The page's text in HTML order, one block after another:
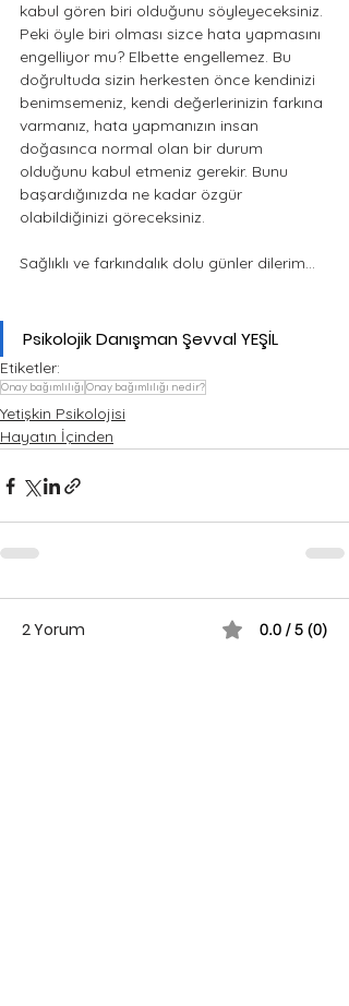
kabul gören biri olduğunu söyleyeceksiniz.
Peki öyle biri olması sizce hata yapmasını
engelliyor mu? Elbette engellemez. Bu
doğrultuda sizin herkesten önce kendinizi
benimsemeniz, kendi değerlerinizin farkına
varmanız, hata yapmanızın insan
doğasınca normal olan bir durum
olduğunu kabul etmeniz gerekir. Bunu
başardığınızda ne kadar özgür
olabildiğinizi göreceksiniz.
Sağlıklı ve farkındalık dolu günler dilerim...
Psikolojik Danışman Şevval YEŞİL
Etiketler:
Onay bağımlılığı Onay bağımlılığı nedir?
Yetişkin Psikolojisi
Hayatın İçinden
2 Yorum 0.0 / 5 (0)